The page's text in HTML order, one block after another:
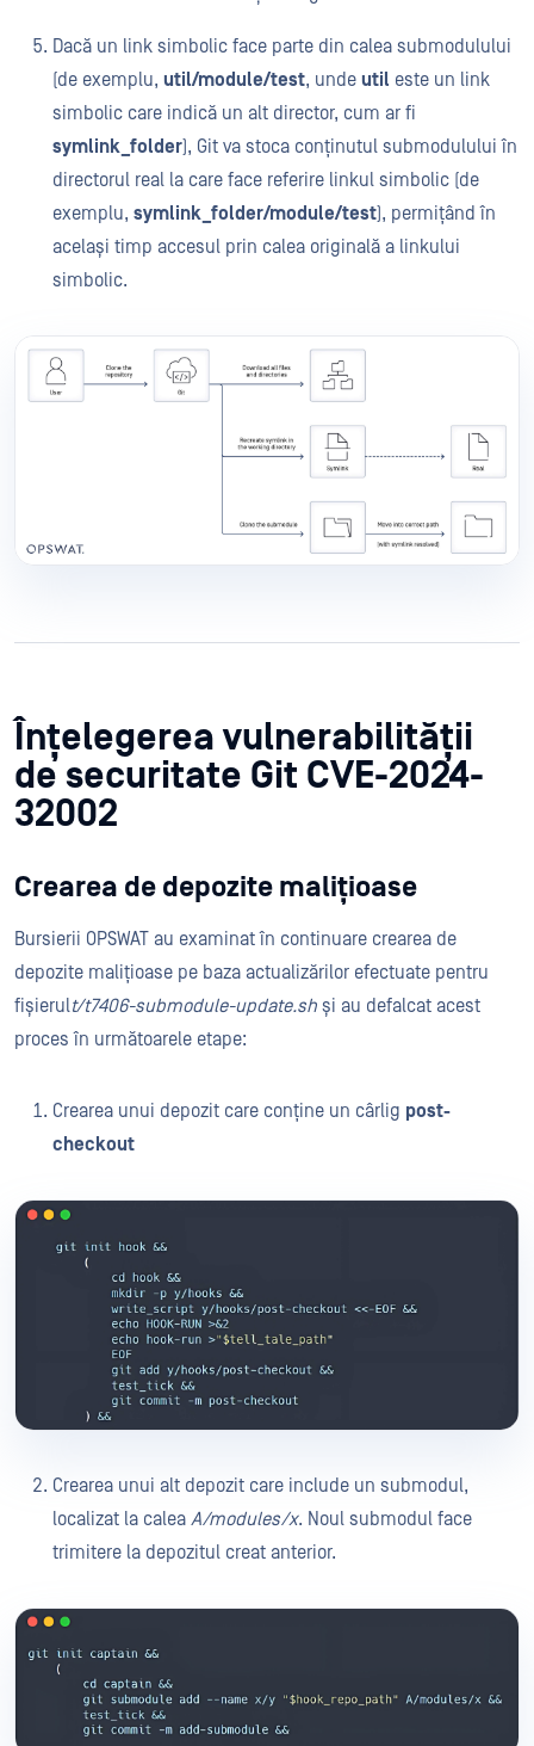
Dacă un link simbolic face parte din calea submodulului
(de exemplu, util/module/test, unde util este un link
simbolic care indică un alt director, cum ar fi
symlink_folder), Git va stoca conținutul submodulului în
directorul real la care face referire linkul simbolic (de
exemplu, symlink_folder/module/test), permițând în
același timp accesul prin calea originală a linkului
simbolic.
Înțelegerea vulnerabilității
de securitate Git CVE-2024-
32002
Crearea de depozite malițioase
Bursierii OPSWAT au examinat în continuare crearea de
depozite malițioase pe baza actualizărilor efectuate pentru
fișierult/t7406-submodule-update.sh și au defalcat acest
proces în următoarele etape:
Crearea unui depozit care conține un cârlig post-
checkout
Crearea unui alt depozit care include un submodul,
localizat la calea A/modules/x. Noul submodul face
trimitere la depozitul creat anterior.